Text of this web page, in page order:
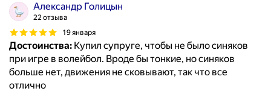
Александр Голицын
22 отзыва
19 января
Достоинства: Купил супруге, чтобы не было синяков
при игре в волейбол. Вроде бы тонкие, но синяков
больше нет, движения не сковывают, так что все
отлично